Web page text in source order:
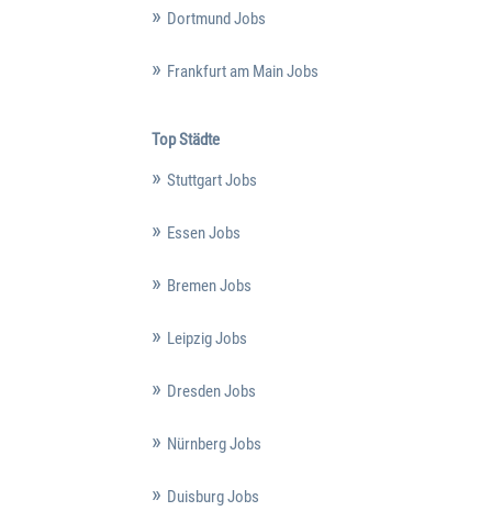
Dortmund Jobs
Frankfurt am Main Jobs
Top Städte
Stuttgart Jobs
Essen Jobs
Bremen Jobs
Leipzig Jobs
Dresden Jobs
Nürnberg Jobs
Duisburg Jobs